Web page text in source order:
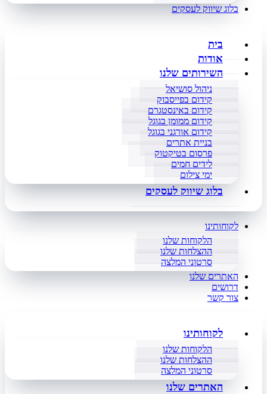
בלוג שיווק לעסקים
בית
אודות
השירותים שלנו
ניהול סושיאל
קידום בפייסבוק
קידום באינסטגרם
קידום ממומן בגוגל
קידום אורגני בגוגל
בניית אתרים
פרסום בטיקטוק
לידים חמים
ימי צילום
בלוג שיווק לעסקים
לקוחותינו
הלקוחות שלנו
ההצלחות שלנו
סרטוני המלצה
האתרים שלנו
דרושים
צור קשר
לקוחותינו
הלקוחות שלנו
ההצלחות שלנו
סרטוני המלצה
האתרים שלנו